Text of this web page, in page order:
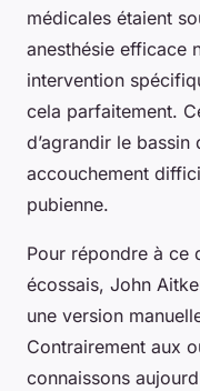
médicales étaient
anesthésie efficace
intervention
cela parfaitement.
d’agrandir le bassin
accouchement
pubienne.
Pour répondre à ce
écossais, John
une version
Contrairement aux
connaissons